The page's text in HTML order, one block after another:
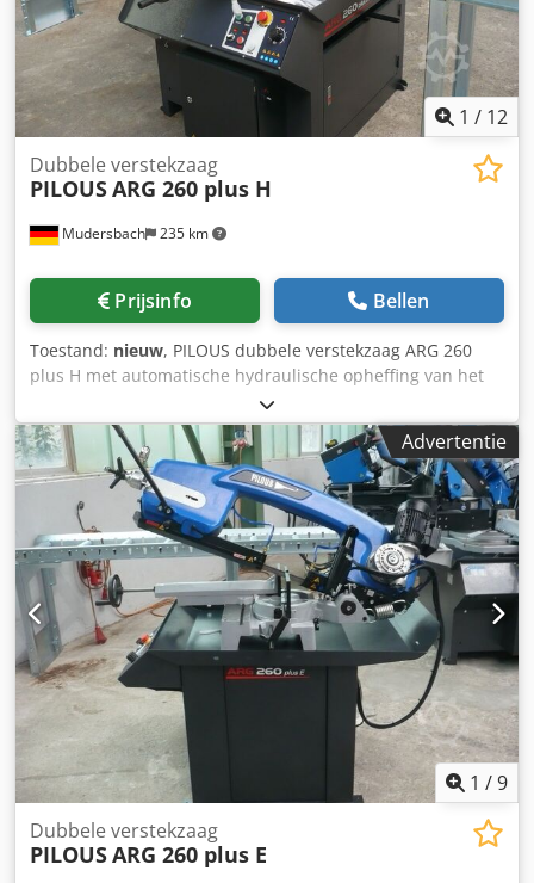
1 / 12
Mudersbach 235 km
Dubbele verstekzaag
PILOUSARG 260 plus H
Prijsinfo Bellen
Toestand: nieuw, PILOUS dubbele verstekzaag ARG 260
plus H met automatische hydraulische opheffing van het
zaagraam Incl. speciaal toebehoren: aangedreven
spaanborstel, Indicator voor de riemspanning Rollenbaan
D 300 / 3m incl. handmatig meetsysteem Rollenbaan D 300
/ 3m Snijbereik: Rond: 90° -45° +45° +60° in mm:260-175-
200-125 Vierkant: 90°-45°+45°+60° in mm:255-145-185-120
Rechthoek: 90°-45°+45°+60° in mm.300 x 200-190 x 100-185
x 200-125 x 120 Hoofdmotor 400 V, 50 Hz, 1,4 kW
Pompmotor 400 V, 50 Hz, 0,05 kW Motor van hydraulische
eenheid 400 V, 50 Hz, 0,18 kW Zaagbladsnelheid 35/70
m/min. Dksdpjilqbuefx Abyor Lengte zaagblad 2880 x 27 x
0,9 mm Werkhoogte vanaf bankschroef 910 mm Olie in
hydraulisch systeem ca. 6 l (ISO 6743/4-HM, DIN 51 524
deel 2-HLP) Koelvloeistoftank ca. 15 l Machineafmetingen
(min.) 950 x 1650 x 1450 mm Machineafmetingen (max.)
1550 x 1850 x 2050 mm Machinegewicht 490 kg
Advertentie
1 /9
Dubbele verstekzaag
PILOUSARG 260 plus E